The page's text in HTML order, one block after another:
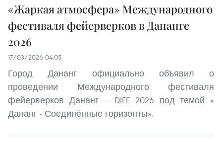
«Жаркая атмосфера» Международного
фестиваля фейерверков в Дананге
2026
17/03/2026 04:05
Город Дананг официально объявил о
проведении Международного фестиваля
фейерверков Дананг — DIFF 2026 под темой «
Дананг - Соединённые горизонты».